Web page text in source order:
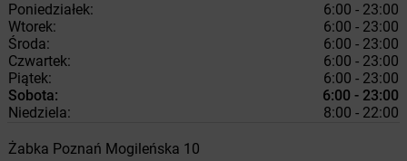
Poniedziałek:
6:00 - 23:00
Wtorek:
6:00 - 23:00
Środa:
6:00 - 23:00
Czwartek:
6:00 - 23:00
Piątek:
6:00 - 23:00
Sobota:
6:00 - 23:00
Niedziela:
8:00 - 22:00
Żabka Poznań Mogileńska 10